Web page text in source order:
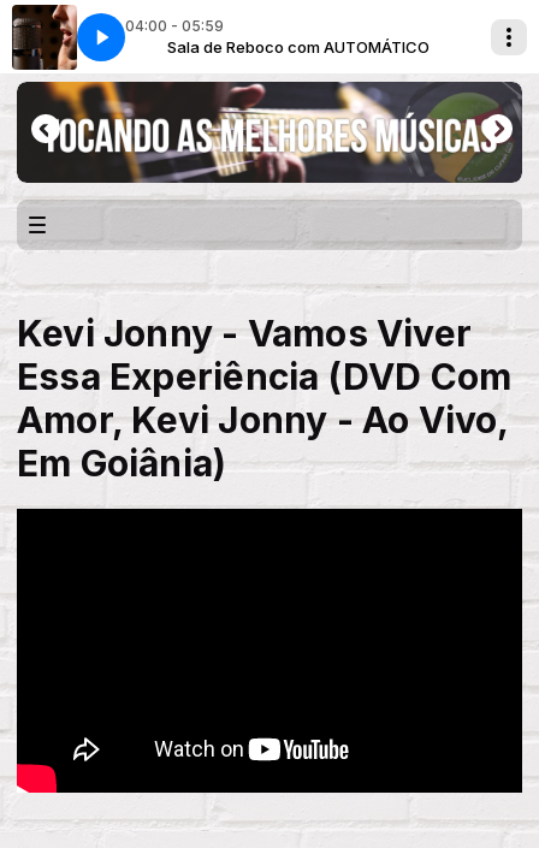
04:00 - 05:59
Sala de Reboco com AUTOMÁTICO
Kevi Jonny - Vamos Viver
Essa Experiência (DVD Com
Amor, Kevi Jonny - Ao Vivo,
Em Goiânia)